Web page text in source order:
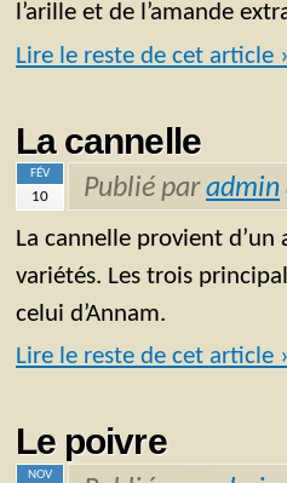
l’arille et de l’amande
Lire le reste de cet article
La cannelle
FÉV
10 Publié paradmin
La cannelle provient
variétés. Les trois
celui d’Annam.
Lire le reste de cet article
Le poivre
NOV